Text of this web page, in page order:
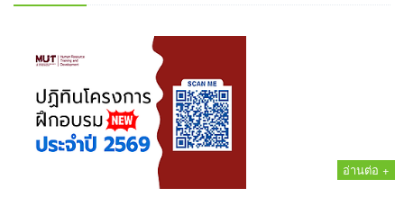
อ่านต่อ +